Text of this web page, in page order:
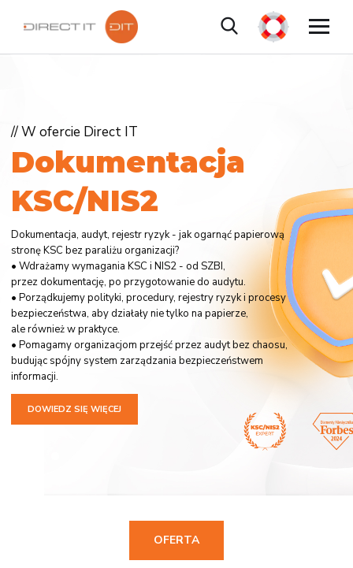
Dokumentacja
KSC/NIS2
Dokumentacja, audyt, rejestr ryzyk - jak ogarnąć papierową
stronę KSC bez paraliżu organizacji?
• Wdrażamy wymagania KSC i NIS2 - od SZBI,
przez dokumentację, po przygotowanie do audytu.
• Porządkujemy polityki, procedury, rejestry ryzyk i procesy
bezpieczeństwa, aby działały nie tylko na papierze,
ale również w praktyce.
• Pomagamy organizacjom przejść przez audyt bez chaosu,
budując spójny system zarządzania bezpieczeństwem
informacji.
// W ofercie Direct IT
DOWIEDZ SIĘ WIĘCEJ
OFERTA